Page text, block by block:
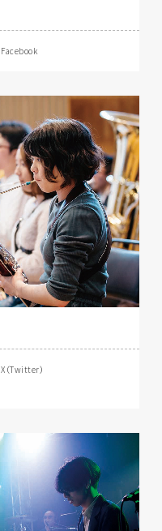
Facebook
X（Twitter）